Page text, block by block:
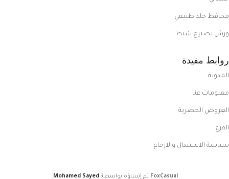
محافظ جلد طبيعي
ورش تصنيع شنط
روابط مفيدة
المدونة
معلومات عنا
العروض الحصرية
الفرع
سياسة الاستبدال والارجاع
FoxCasual تم إنشاؤه بواسطةMohamed Sayed
.